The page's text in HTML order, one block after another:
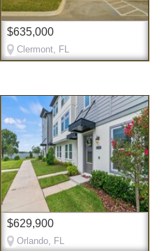
$635,000
Clermont, FL
$629,900
Orlando, FL